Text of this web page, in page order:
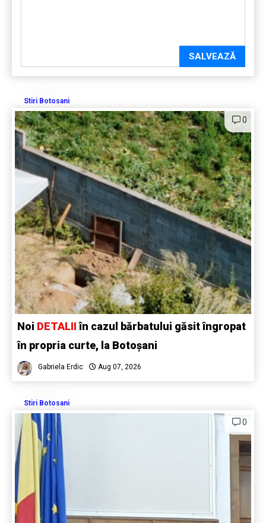
SALVEAZĂ
Stiri Botosani
0
Noi DETALIIîn cazul bărbatului găsit îngropat
în propria curte, la Botoșani
Gabriela Erdic Aug 07, 2026
Stiri Botosani
0